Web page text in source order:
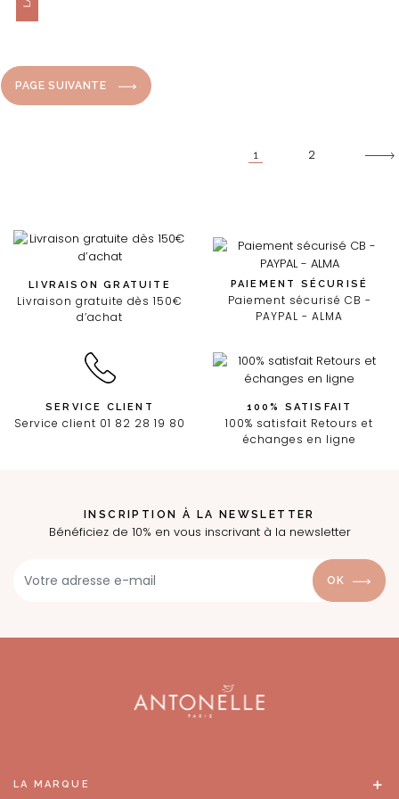
PAGE SUIVANTE
1 2
LIVRAISON GRATUITE
Livraison gratuite dès 150€
d’achat
PAIEMENT SÉCURISÉ
Paiement sécurisé CB -
PAYPAL - ALMA
SERVICE CLIENT
Service client 01 82 28 19 80
100% SATISFAIT
100% satisfait Retours et
échanges en ligne
INSCRIPTION À LA NEWSLETTER
Bénéficiez de 10% en vous inscrivant à la newsletter
OK
LA MARQUE